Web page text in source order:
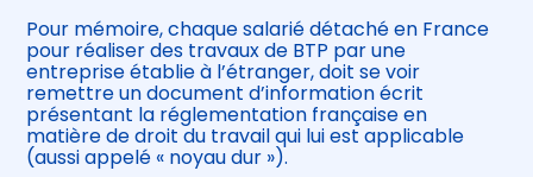
Pour mémoire, chaque salarié détaché en France
pour réaliser des travaux de BTP par une
entreprise établie à l’étranger, doit se voir
remettre un document d’information écrit
présentant la réglementation française en
matière de droit du travail qui lui est applicable
(aussi appelé « noyau dur »).